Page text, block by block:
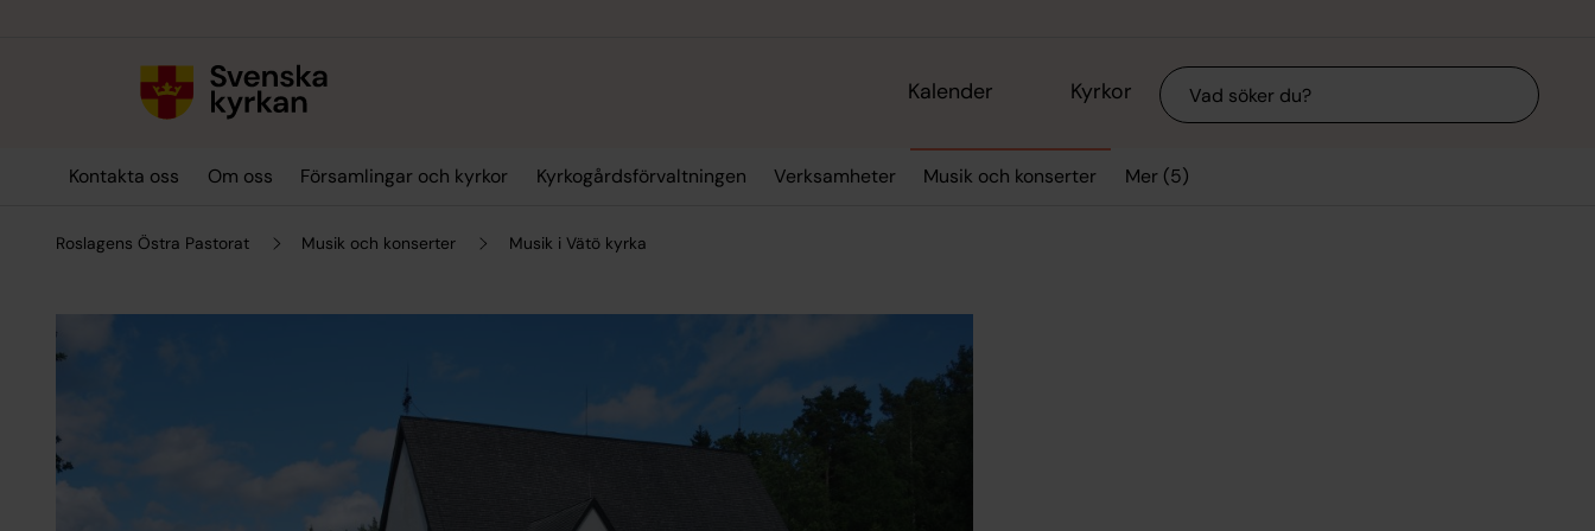
Kalender Kyrkor Sök
Kontakta oss Om oss Församlingar och kyrkor Kyrkogårdsförvaltningen Verksamheter Musik och konserter Mer (5)
Roslagens Östra Pastorat Musik och konserter Musik i Vätö kyrka